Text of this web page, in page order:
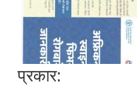
प्रकार: